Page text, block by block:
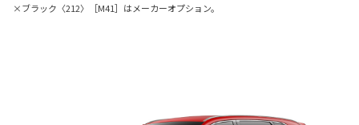
×ブラック〈212〉［M41］はメーカーオプション。